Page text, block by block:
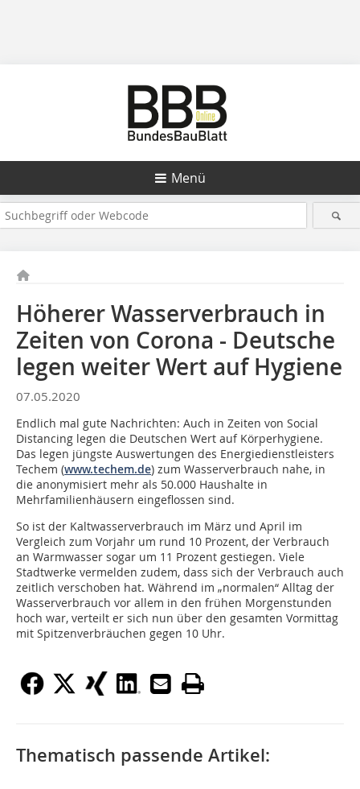
Menü
Höherer Wasserverbrauch in
Zeiten von Corona - Deutsche
legen weiter Wert auf Hygiene
07.05.2020
Endlich mal gute Nachrichten: Auch in Zeiten von Social
Distancing legen die Deutschen Wert auf Körperhygiene.
Das legen jüngste Auswertungen des Energiedienstleisters
Techem (www.techem.de) zum Wasserverbrauch nahe, in
die anonymisiert mehr als 50.000 Haushalte in
Mehrfamilienhäusern eingeflossen sind.
So ist der Kaltwasserverbrauch im März und April im
Vergleich zum Vorjahr um rund 10 Prozent, der Verbrauch
an Warmwasser sogar um 11 Prozent gestiegen. Viele
Stadtwerke vermelden zudem, dass sich der Verbrauch auch
zeitlich verschoben hat. Während im „normalen“ Alltag der
Wasserverbrauch vor allem in den frühen Morgenstunden
hoch war, verteilt er sich nun über den gesamten Vormittag
mit Spitzenverbräuchen gegen 10 Uhr.
Thematisch passende Artikel: